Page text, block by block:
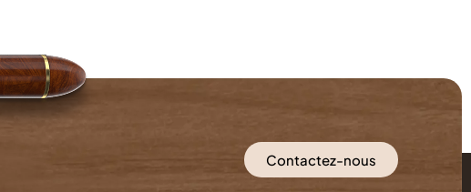
Contactez-nous